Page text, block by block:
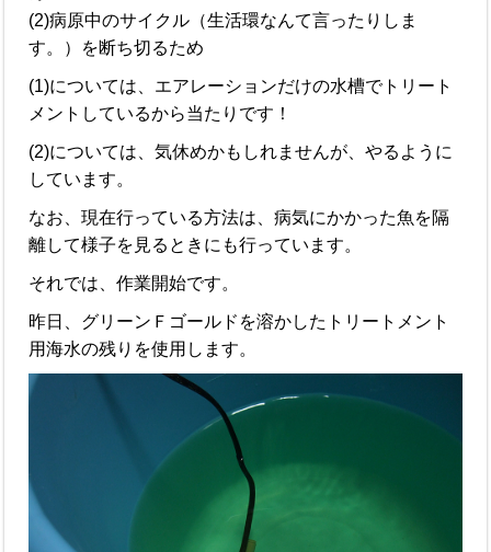
(2)病原中のサイクル（生活環なんて言ったりしま
す。）を断ち切るため
(1)については、エアレーションだけの水槽でトリート
メントしているから当たりです！
(2)については、気休めかもしれませんが、やるように
しています。
なお、現在行っている方法は、病気にかかった魚を隔
離して様子を見るときにも行っています。
それでは、作業開始です。
昨日、グリーンＦゴールドを溶かしたトリートメント
用海水の残りを使用します。